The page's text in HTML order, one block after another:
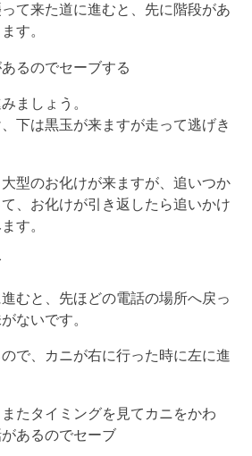
て来た道に進むと、先に階段があ
す。
るのでセーブする
ましょう。
、下は黒玉が来ますが走って逃げき
型のお化けが来ますが、追いつか
、お化けが引き返したら追いかけ
す。
むと、先ほどの電話の場所へ戻っ
ないです。
で、カニが右に行った時に左に進
たタイミングを見てカニをかわ
あるのでセーブ